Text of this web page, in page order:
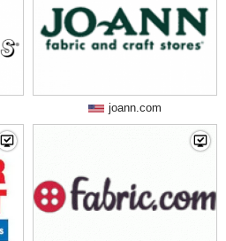
joann.com